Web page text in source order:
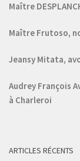
Maître
Maître Frutoso,
Jeansy Mitata,
Audrey François
à Charleroi
ARTICLES RÉCENTS